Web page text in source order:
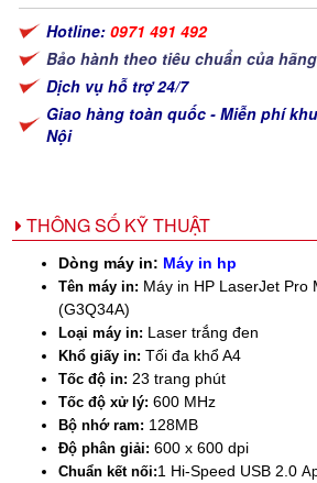
Hotline: 0971 491 492
Bảo hành theo tiêu chuẩn của hãng
Dịch vụ hỗ trợ 24/7
Giao hàng toàn quốc - Miễn phí
Nội
THÔNG SỐ KỸ THUẬT
Dòng máy in: Máy in hp
Tên máy in: Máy in HP LaserJet Pro
(G3Q34A)
Loại máy in: Laser trắng đen
Khổ giấy in: Tối đa khổ A4
Tốc độ in: 23 trang phút
Tốc độ xử lý: 600 MHz
Bộ nhớ ram: 128MB
Độ phân giải: 600 x 600 dpi
Chuẩn kết nối:1 Hi-Speed USB 2.0